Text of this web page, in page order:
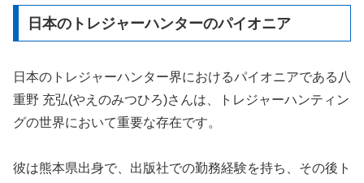
日本のトレジャーハンターのパイオニア
日本のトレジャーハンター界におけるパイオニアである八
重野 充弘(やえのみつひろ)さんは、トレジャーハンティン
グの世界において重要な存在です。
彼は熊本県出身で、出版社での勤務経験を持ち、その後ト